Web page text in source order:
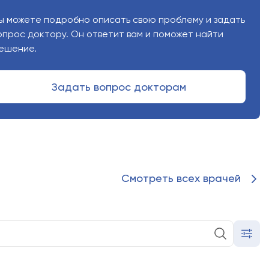
соглашаетесь на обработку ваших персональных
данных в соответствии с формой (
ООО "Огни Олимпа")
форму
можете подробно описать свою проблему и задать
доктору. Он ответит вам и поможет найти
Задать вопрос докторам
Смотреть всех врачей